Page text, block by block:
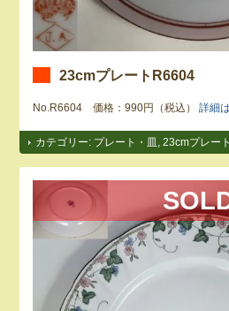
23cmプレートR6604
No.R6604 価格：990円（税込）詳細
カテゴリー: プレート・皿 ,23cmプレート